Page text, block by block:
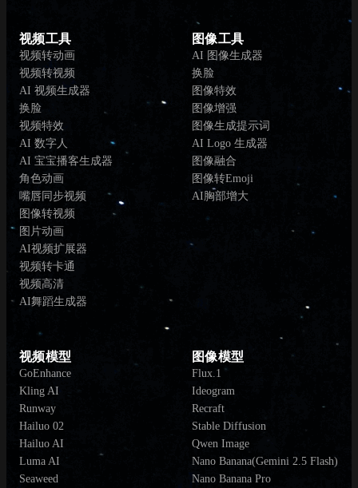
视频工具
视频转动画
视频转视频
AI 视频生成器
换脸
视频特效
AI 数字人
AI 宝宝播客生成器
角色动画
嘴唇同步视频
图像转视频
图片动画
AI视频扩展器
视频转卡通
视频高清
AI舞蹈生成器
图像工具
AI 图像生成器
换脸
图像特效
图像增强
图像生成提示词
AI Logo 生成器
图像融合
图像转Emoji
AI胸部增大
视频模型
GoEnhance
Kling AI
Runway
Hailuo 02
Hailuo AI
Luma AI
Seaweed
图像模型
Flux.1
Ideogram
Recraft
Stable Diffusion
Qwen Image
Nano Banana(Gemini 2.5 Flash)
Nano Banana Pro